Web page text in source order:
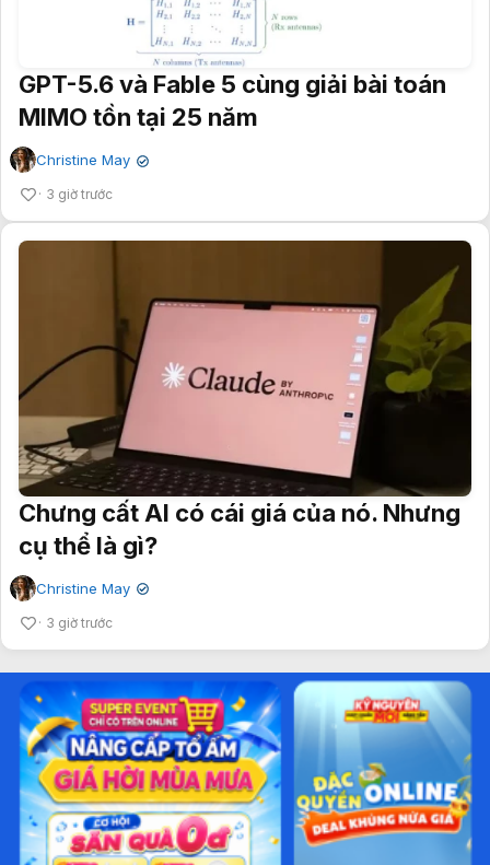
GPT-5.6 và Fable 5 cùng giải bài toán
MIMO tồn tại 25 năm
Christine May ✔
3 giờ trước
Chưng cất AI có cái giá của nó. Nhưng
cụ thể là gì?
Christine May ✔
3 giờ trước